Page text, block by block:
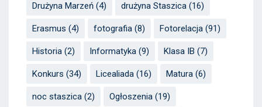
Drużyna Marzeń (4) drużyna Staszica (16)
Erasmus (4) fotografia (8) Fotorelacja (91)
Historia (2) Informatyka (9) Klasa IB (7)
Konkurs (34) Licealiada (16) Matura (6)
noc staszica (2) Ogłoszenia (19)